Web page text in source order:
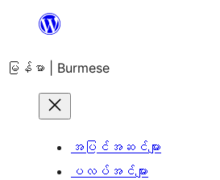
အကြောင်းအရာ
ကျော်သွား
မြန်မာ | Burmese
အပြင်အဆင်များ
ပလပ်အင်များ